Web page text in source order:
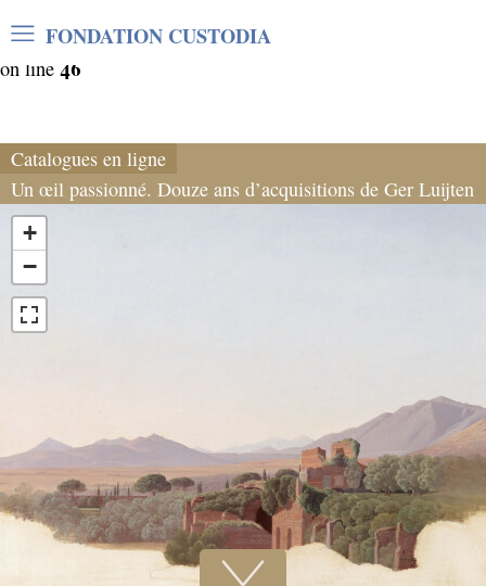
Warning: Undefined array key "var_mode" in
/home/clients/06cf3fb6db0bf3383064f508e4e3b220/
on line 46
FONDATION CUSTODIA
Catalogues en ligne
Un œil passionné. Douze ans d’acquisitions de Ger Luijten
+
−